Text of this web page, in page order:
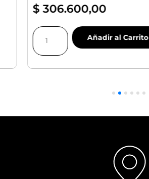
$ 306.600,00
Pastillas
Freno
cantidad
Añadir al Carrito